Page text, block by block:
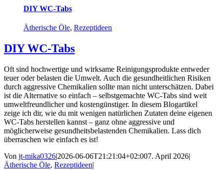
DIY WC-Tabs
Ätherische Öle, Rezeptideen
DIY WC-Tabs
Oft sind hochwertige und wirksame Reinigungsprodukte entweder
teuer oder belasten die Umwelt. Auch die gesundheitlichen Risiken
durch aggressive Chemikalien sollte man nicht unterschätzen. Dabei
ist die Alternative so einfach – selbstgemachte WC-Tabs sind weit
umweltfreundlicher und kostengünstiger. In diesem Blogartikel
zeige ich dir, wie du mit wenigen natürlichen Zutaten deine eigenen
WC-Tabs herstellen kannst – ganz ohne aggressive und
möglicherweise gesundheitsbelastenden Chemikalien. Lass dich
überraschen wie einfach es ist!
Von jt-mika0326|2026-06-06T21:21:04+02:007. April 2026|
Ätherische Öle, Rezeptideen|